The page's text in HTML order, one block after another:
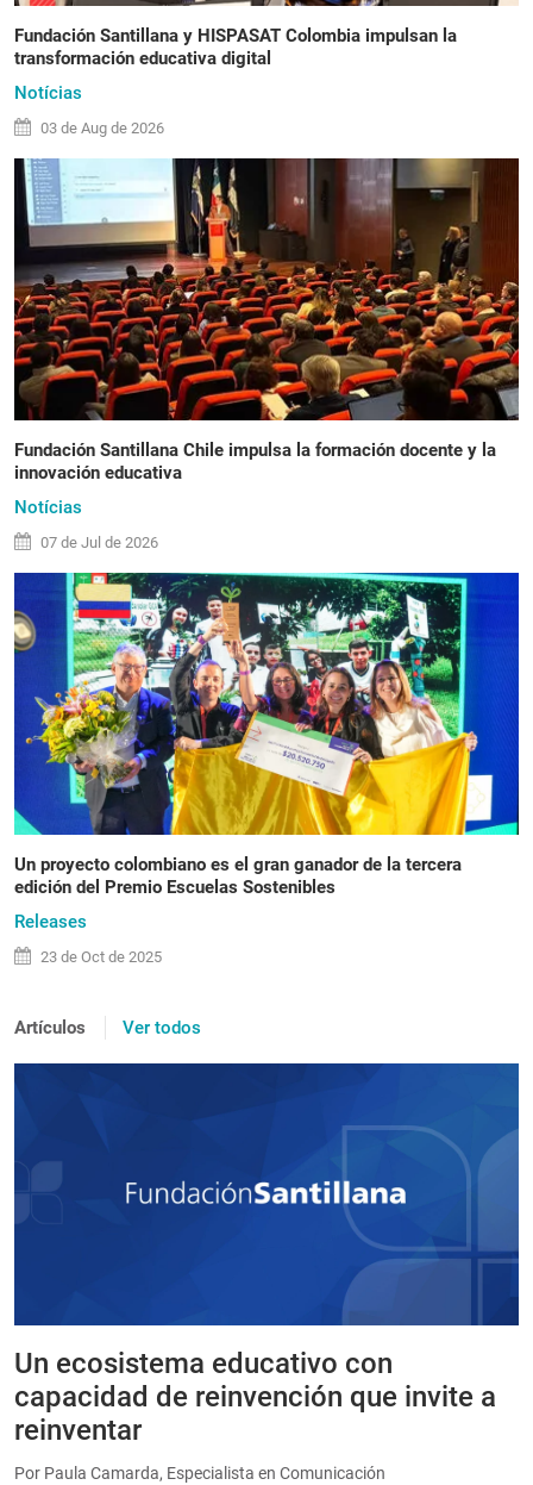
Fundación Santillana y HISPASAT Colombia impulsan la
transformación educativa digital
Notícias
03 de Aug de 2026
Fundación Santillana Chile impulsa la formación docente y la
innovación educativa
Notícias
07 de Jul de 2026
Un proyecto colombiano es el gran ganador de la tercera
edición del Premio Escuelas Sostenibles
Releases
23 de Oct de 2025
Artículos Ver todos
Un ecosistema educativo con
capacidad de reinvención que invite a
reinventar
Por Paula Camarda, Especialista en Comunicación